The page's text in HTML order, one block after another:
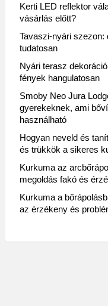
Kerti LED reflektor
vásárlás előtt?
Tavaszi-nyári szezon:
tudatosan
Nyári terasz
fények hangulatosan
Smoby Neo Jura
gyerekeknek, ami
használható
Hogyan neveld és
és trükkök a sikeres
Kurkuma az
megoldás fakó és
Kurkuma a
az érzékeny és